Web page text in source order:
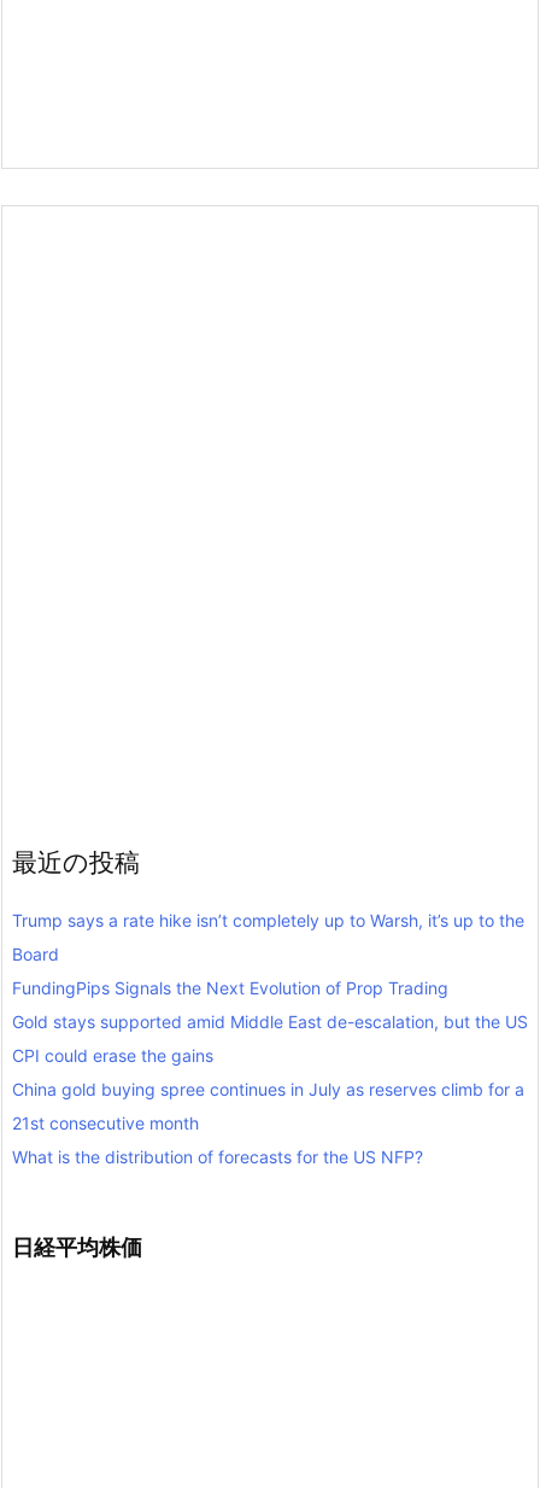
最近の投稿
Trump says a rate hike isn’t completely up to Warsh, it’s up to the
Board
FundingPips Signals the Next Evolution of Prop Trading
Gold stays supported amid Middle East de-escalation, but the US
CPI could erase the gains
China gold buying spree continues in July as reserves climb for a
21st consecutive month
What is the distribution of forecasts for the US NFP?
日経平均株価